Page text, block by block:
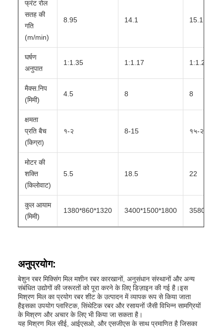
फ्रंट रोल
सतह की
गति
(m/min)
8.95 14.1 15.1
घर्षण
अनुपात
1:1.35 1:1.17 1:1.27
मैक्स.निप
(मिमी)
4.5 8 8
क्षमता
प्रति बैच
(किग्रा)
१-२ 8-15 १५-२०
मोटर की
शक्ति
(किलोवाट)
5.5 18.5 22
कुल आयाम
(मिमी)
1380*860*1320 3400*1500*1800
अनुप्रयोग:
बेशुन रबर मिक्सिंग मिल मशीन रबर कारखानों, अनुसंधान संस्थानों और अन्य
संबंधित उद्योगों की जरूरतों को पूरा करने के लिए डिज़ाइन की गई है।इस
मिश्रण मिल का प्रयोग रबर शीट के उत्पादन में व्यापक रूप से किया जाता
हैइसका उपयोग प्लास्टिक, सिंथेटिक रबर और रसायनों जैसी विभिन्न सामग्रियों
के मिश्रण और अचार के लिए भी किया जा सकता है।
यह मिश्रण मिल सीई, आईएसओ, और एसजीएस के साथ प्रमाणित है जिसका